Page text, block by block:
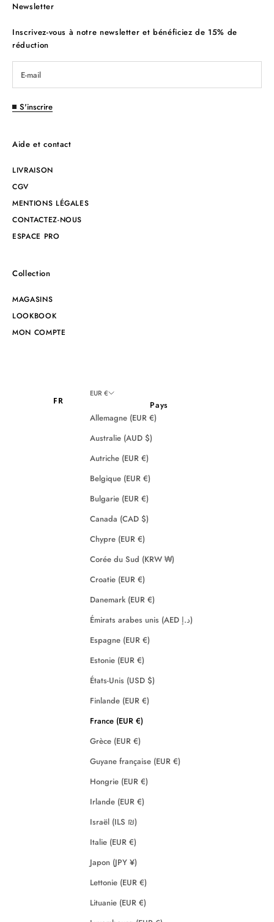
Newsletter
Inscrivez-vous à notre newsletter et bénéficiez de 15% de
réduction
S'inscrire
Aide et contact
LIVRAISON
CGV
MENTIONS LÉGALES
CONTACTEZ-NOUS
ESPACE PRO
Collection
MAGASINS
LOOKBOOK
MON COMPTE
FR
EUR €
Pays
Allemagne (EUR €)
Australie (AUD $)
Autriche (EUR €)
Belgique (EUR €)
Bulgarie (EUR €)
Canada (CAD $)
Chypre (EUR €)
Corée du Sud (KRW ₩)
Croatie (EUR €)
Danemark (EUR €)
Émirats arabes unis (AED د.إ)
Espagne (EUR €)
Estonie (EUR €)
États-Unis (USD $)
Finlande (EUR €)
France (EUR €)
Grèce (EUR €)
Guyane française (EUR €)
Hongrie (EUR €)
Irlande (EUR €)
Israël (ILS ₪)
Italie (EUR €)
Japon (JPY ¥)
Lettonie (EUR €)
Lituanie (EUR €)